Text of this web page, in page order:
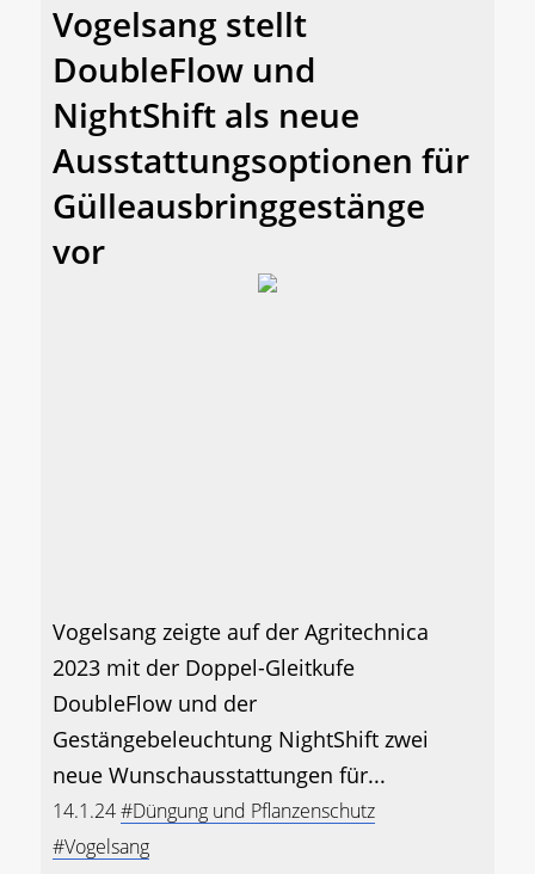
Vogelsang stellt
DoubleFlow und
NightShift als neue
Ausstattungsoptionen für
Gülleausbringgestänge
vor
Vogelsang zeigte auf der Agritechnica
2023 mit der Doppel-Gleitkufe
DoubleFlow und der
Gestängebeleuchtung NightShift zwei
neue Wunschausstattungen für...
14.1.24#Düngung und Pflanzenschutz
#Vogelsang